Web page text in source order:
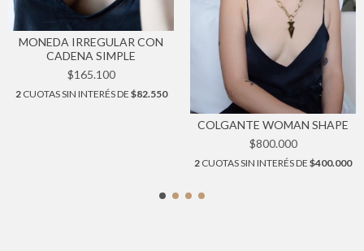
MONEDA IRREGULAR CON
CADENA SIMPLE
$165.100
2CUOTAS SIN INTERÉS DE $82.550
COLGANTE WOMAN SHAPE
$800.000
2 CUOTAS SIN INTERÉS DE $400.000